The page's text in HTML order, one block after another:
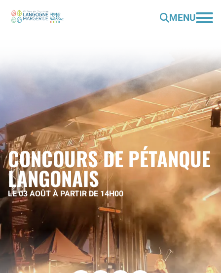
MENU
CONCOURS DE PÉTANQUE
LANGONAIS
LE 03 AOÛT À PARTIR DE 14H00